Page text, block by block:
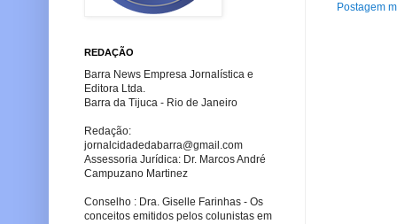
Postagem
REDAÇÃO
Barra News Empresa Jornalística e
Editora Ltda.
Barra da Tijuca - Rio de Janeiro
Redação:
jornalcidadedabarra@gmail.com
Assessoria Jurídica: Dr. Marcos André
Campuzano Martinez
Conselho : Dra. Giselle Farinhas - Os
conceitos emitidos pelos colunistas em